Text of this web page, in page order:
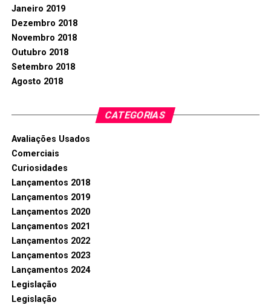
Janeiro 2019
Dezembro 2018
Novembro 2018
Outubro 2018
Setembro 2018
Agosto 2018
CATEGORIAS
Avaliações Usados
Comerciais
Curiosidades
Lançamentos 2018
Lançamentos 2019
Lançamentos 2020
Lançamentos 2021
Lançamentos 2022
Lançamentos 2023
Lançamentos 2024
Legislação
Legislação